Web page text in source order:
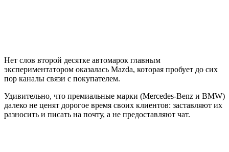
Нет слов второй десятке автомарок главным
экспериментатором оказалась Mazda, которая пробует до сих
пор каналы связи с покупателем.
Удивительно, что премиальные марки (Mercedes-Benz и BMW)
далеко не ценят дорогое время своих клиентов: заставляют их
разносить и писать на почту, а не предоставляют чат.